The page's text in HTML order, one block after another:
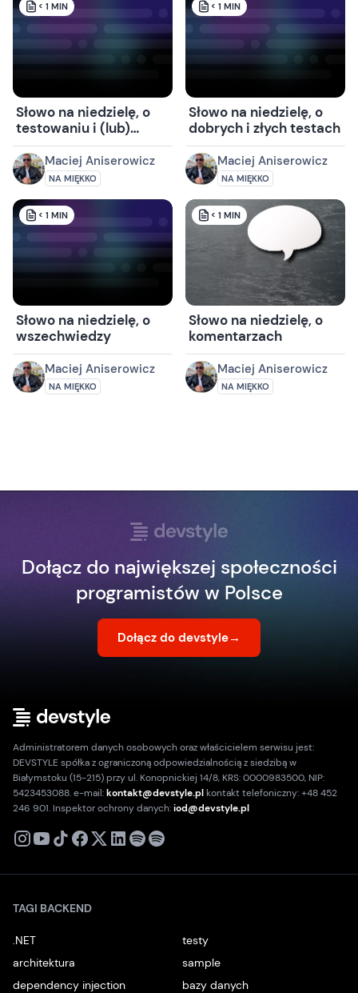
< 1 MIN
Słowo na niedzielę, o
testowaniu i (lub)
debuggowaniu
Maciej Aniserowicz
NA MIĘKKO
< 1 MIN
Słowo na niedzielę, o
dobrych i złych testach
Maciej Aniserowicz
NA MIĘKKO
< 1 MIN
Słowo na niedzielę, o
wszechwiedzy
Maciej Aniserowicz
NA MIĘKKO
< 1 MIN
Słowo na niedzielę, o
komentarzach
Maciej Aniserowicz
NA MIĘKKO
Dołącz do największej społeczności
programistów w Polsce
Dołącz do devstyle→
Administratorem danych osobowych oraz właścicielem serwisu jest:
DEVSTYLE spółka z ograniczoną odpowiedzialnością z siedzibą w
Białymstoku (15-215) przy ul. Konopnickiej 14/8, KRS: 0000983500, NIP:
5423453088. e-mail:kontakt@devstyle.plkontakt telefoniczny: +48 452
246 901. Inspektor ochrony danych:iod@devstyle.pl
X
TAGI BACKEND
.NET
testy
architektura
sample
dependency injection
bazy danych